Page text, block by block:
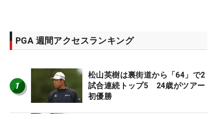
PGA 週間アクセスランキング
1
松山英樹は裏街道から「64」で2
試合連続トップ5 24歳がツアー
初優勝